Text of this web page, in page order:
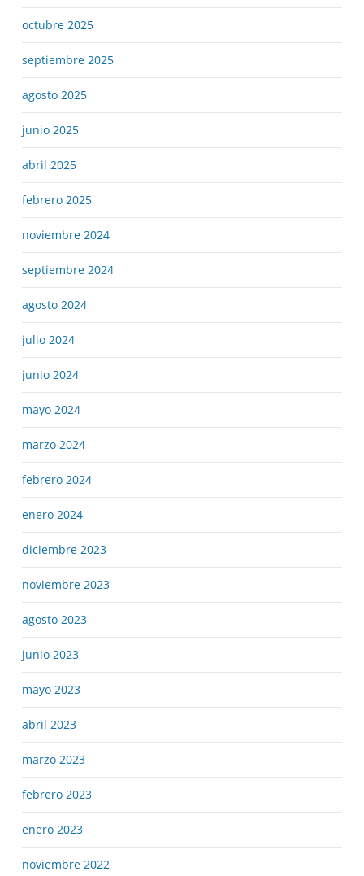
octubre 2025
septiembre 2025
agosto 2025
junio 2025
abril 2025
febrero 2025
noviembre 2024
septiembre 2024
agosto 2024
julio 2024
junio 2024
mayo 2024
marzo 2024
febrero 2024
enero 2024
diciembre 2023
noviembre 2023
agosto 2023
junio 2023
mayo 2023
abril 2023
marzo 2023
febrero 2023
enero 2023
noviembre 2022